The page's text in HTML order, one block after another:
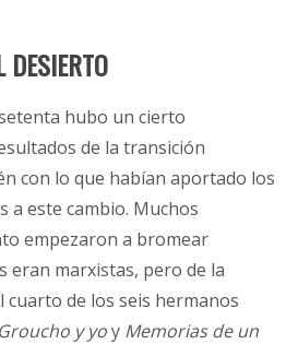
DESIERTO
hubo un cierto
de la transición
con lo que habían aportado los
a este cambio. Muchos
empezaron a bromear
eran marxistas, pero de la
cuarto de los seis hermanos
Groucho y yoy Memorias de un